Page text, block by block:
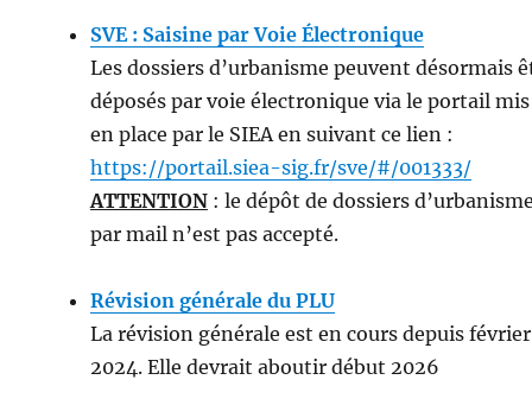
SVE : Saisine par Voie Électronique
Les dossiers d’urbanisme peuvent désormais
déposés par voie électronique via le portail mis
en place par le SIEA en suivant ce lien :
https://portail.siea-sig.fr/sve/#/001333/
ATTENTION: le dépôt de dossiers
par mail n’est pas accepté.
Révision générale du PLU
La révision générale est en cours depuis février
2024. Elle devrait aboutir début 2026